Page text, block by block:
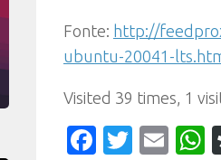
Fonte: http://
ubuntu-20041-
Visited 39 times, 1
Facebook